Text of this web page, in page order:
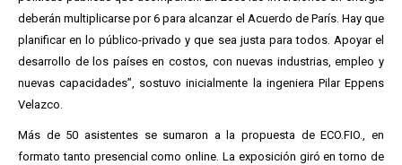
deberán multiplicarse por 6 para alcanzar el Acuerdo de París. Hay que
planificar en lo público-privado y que sea justa para todos. Apoyar el
desarrollo de los países en costos, con nuevas industrias, empleo y
nuevas capacidades”, sostuvo inicialmente la ingeniera Pilar Eppens
Velazco.
Más de 50 asistentes se sumaron a la propuesta de ECO.FIO., en
formato tanto presencial como online. La exposición giró en torno de